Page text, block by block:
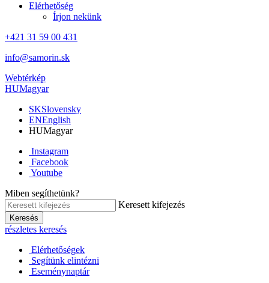
Elérhetőség
Írjon nekünk
+421 31 59 00 431
info@samorin.sk
Webtérkép
HUMagyar
SKSlovensky
ENEnglish
HUMagyar
Instagram
Facebook
Youtube
Miben segíthetünk?
Keresett kifejezés
Keresés
részletes keresés
Elérhetőségek
Segítünk elintézni
Eseménynaptár